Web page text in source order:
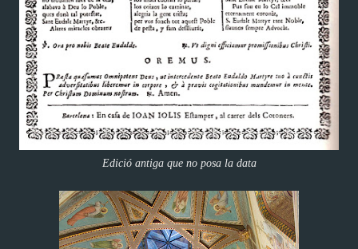
Edició antiga que no posa la data